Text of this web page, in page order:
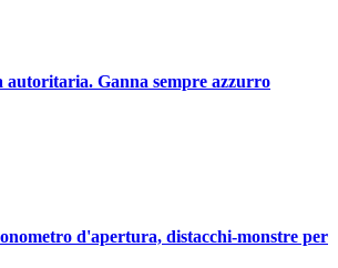
autoritaria. Ganna sempre azzurro
d'apertura, distacchi-monstre per